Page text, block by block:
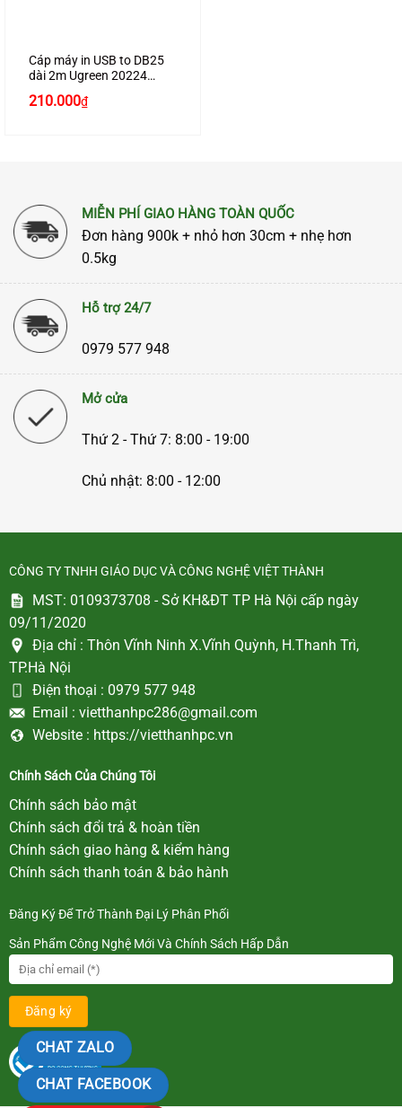
Cáp máy in USB to DB25
dài 2m Ugreen 20224
210.000₫
MIỄN PHÍ GIAO HÀNG TOÀN QUỐC
Đơn hàng 900k + nhỏ hơn 30cm + nhẹ hơn
0.5kg
Hỗ trợ 24/7
0979 577 948
Mở cửa
Thứ 2 - Thứ 7: 8:00 - 19:00
Chủ nhật: 8:00 - 12:00
CÔNG TY TNHH GIÁO DỤC VÀ CÔNG NGHỆ VIỆT THÀNH
MST: 0109373708 - Sở KH&ĐT TP Hà Nội cấp ngày
09/11/2020
Địa chỉ : Thôn Vĩnh Ninh X.Vĩnh Quỳnh, H.Thanh Trì,
TP.Hà Nội
Điện thoại : 0979 577 948
Email : vietthanhpc286@gmail.com
Website : https://vietthanhpc.vn
Chính Sách Của Chúng Tôi
Chính sách bảo mật
Chính sách đổi trả & hoàn tiền
Chính sách giao hàng & kiểm hàng
Chính sách thanh toán & bảo hành
Đăng Ký Để Trở Thành Đại Lý Phân Phối
Sản Phẩm Công Nghệ Mới Và Chính Sách Hấp Dẫn
CHAT ZALO
CHAT FACEBOOK